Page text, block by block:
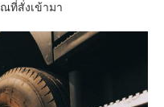
ที่สั่งเข้ามา